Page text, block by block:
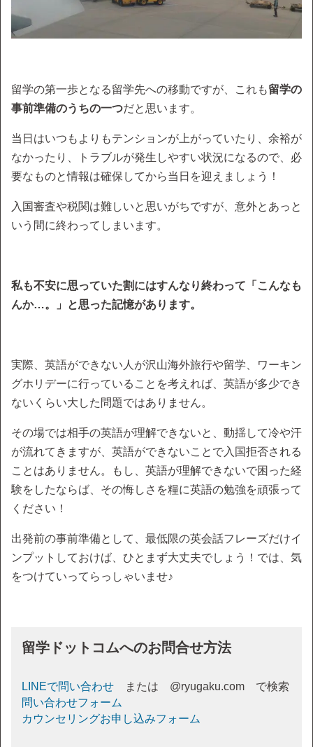
留学の第一歩となる留学先への移動ですが、これも留学の
事前準備のうちの一つだと思います。
当日はいつもよりもテンションが上がっていたり、余裕が
なかったり、トラブルが発生しやすい状況になるので、必
要なものと情報は確保してから当日を迎えましょう！
入国審査や税関は難しいと思いがちですが、意外とあっと
いう間に終わってしまいます。
私も不安に思っていた割にはすんなり終わって「こんなも
んか…。」と思った記憶があります。
実際、英語ができない人が沢山海外旅行や留学、ワーキン
グホリデーに行っていることを考えれば、英語が多少でき
ないくらい大した問題ではありません。
その場では相手の英語が理解できないと、動揺して冷や汗
が流れてきますが、英語ができないことで入国拒否される
ことはありません。もし、英語が理解できないで困った経
験をしたならば、その悔しさを糧に英語の勉強を頑張って
ください！
出発前の事前準備として、最低限の英会話フレーズだけイ
ンプットしておけば、ひとまず大丈夫でしょう！では、気
をつけていってらっしゃいませ♪
留学ドットコムへのお問合せ方法
LINEで問い合わせ または @ryugaku.com で検索
問い合わせフォーム
カウンセリングお申し込みフォーム